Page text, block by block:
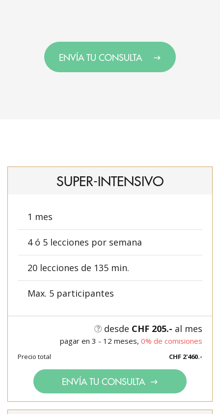
ENVÍA TU CONSULTA
SUPER-INTENSIVO
1 mes
4 ó 5 lecciones por semana
20 lecciones de 135 min.
Max. 5 participantes
desde CHF 205.- al mes
pagar en 3 - 12 meses, 0% de comisiones
Precio total CHF 2'460.-
ENVÍA TU CONSULTA